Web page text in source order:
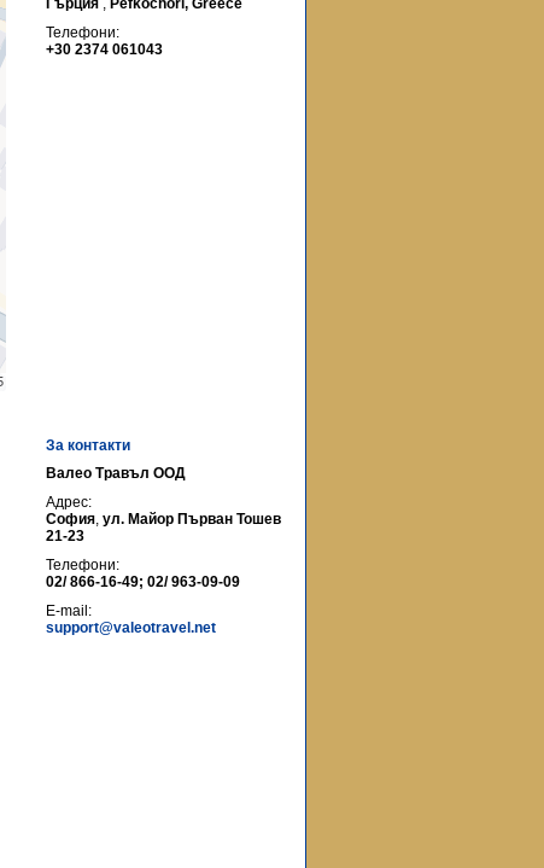
Гърция , Pefkochori, Greece
Телефони:
+30 2374 061043
За контакти
Валео Травъл ООД
Адрес:
София, ул. Майор Първан Тошев
21-23
Телефони:
02/ 866-16-49; 02/ 963-09-09
E-mail:
support@valeotravel.net